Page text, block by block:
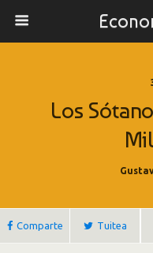
Los
Comparte Tuitea